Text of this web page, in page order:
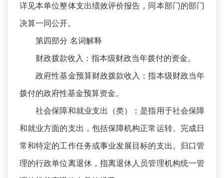
详见本单位整体支出绩效评价报告，同本部门的部门
决算一同公开。
第四部分 名词解释
财政拨款收入：指本级财政当年拨付的资金。
政府性基金预算财政拨款收入：指本级财政当年
拨付的政府性基金预算资金。
社会保障和就业支出（类）：是指用于社会保障
和就业方面的支出，包括保障机构正常运转、完成日
常和特定的工作任务或事业发展目标的支出。归口管
理的行政单位离退休，指离退休人员管理机构统一管